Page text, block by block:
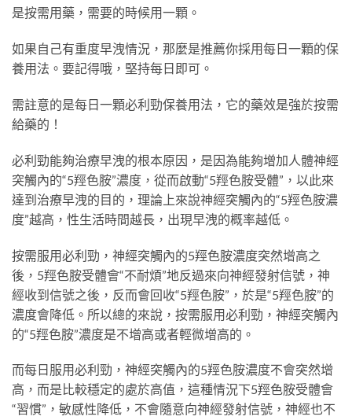
是按需用藥，需要的時候用一顆。
如果自己有重度早洩情況，那麼是推薦你採用每日一顆的保
養用法。要記得哦，堅持每日即可。
需註意的是每日一顆必利勁保養用法，它的藥效是強於按需
給藥的！
必利勁能夠治療早洩的根本原因，是因為能夠增加人體神經
突觸內的“5羥色胺”濃度，從而啟動“5羥色胺受體”，以此來
達到治療早洩的目的，理論上來說神經突觸內的“5羥色胺濃
度”越高，性生活時間越長，出現早洩的概率越低。
按需服用必利勁，神經突觸內的5羥色胺濃度突然增高之
後，5羥色胺受體會“不耐煩”地反過來向神經發射信號，神
經收到信號之後，反而會回收“5羥色胺”，於是“5羥色胺”的
濃度會降低。所以總的來說，按需服用必利勁，神經突觸內
的“5羥色胺”濃度是不增高或者輕微增高的。
而每日服用必利勁，神經突觸內的5羥色胺濃度不會突然增
高，而是比較穩定的處於高值，這種情況下5羥色胺受體會
“習慣”，敏感性降低，不會隨意向神經發射信號，神經也不